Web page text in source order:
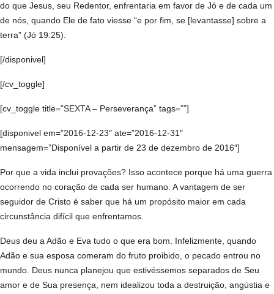
do que Jesus, seu Redentor, enfrentaria em favor de Jó e de cada um
de nós, quando Ele de fato viesse “e por fim, se [levantasse] sobre a
terra” (Jó 19:25).
[/disponivel]
[/cv_toggle]
[cv_toggle title=”SEXTA – Perseverança” tags=””]
[disponivel em=”2016-12-23″ ate=”2016-12-31″
mensagem=”Disponível a partir de 23 de dezembro de 2016″]
Por que a vida inclui provações? Isso acontece porque há uma guerra
ocorrendo no coração de cada ser humano. A vantagem de ser
seguidor de Cristo é saber que há um propósito maior em cada
circunstância difícil que enfrentamos.
Deus deu a Adão e Eva tudo o que era bom. Infelizmente, quando
Adão e sua esposa comeram do fruto proibido, o pecado entrou no
mundo. Deus nunca planejou que estivéssemos separados de Seu
amor e de Sua presença, nem idealizou toda a destruição, angústia e